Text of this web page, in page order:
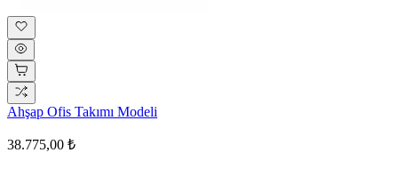
Ahşap Ofis Takımı Modeli
38.775,00 ₺